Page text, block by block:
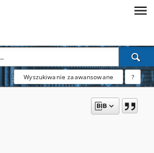
Wyszukiwanie zaawansowane ?